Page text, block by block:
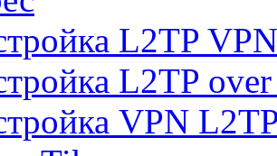
L2TP
L2TP
VPN